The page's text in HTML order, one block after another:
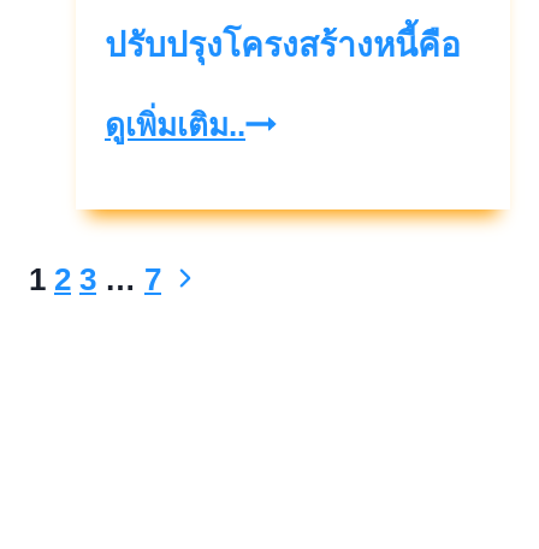
โอบี
ไฟแนนซ์
ปรับปรุงโครงสร้างหนี้คือ
ดูเพิ่มเติม..ปรับปรุง
หนี้
Page
1 2 3 … 7 Next